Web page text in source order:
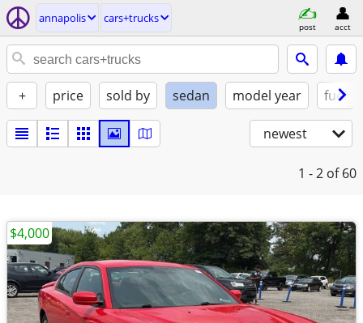
annapolis cars+trucks
post acct
+ price sold by sedan model year fuel
newest
1 - 2 of 60
$4,000